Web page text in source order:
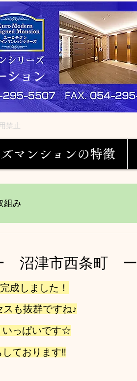
ション
禁止
マンションの特徴
組み
　沼津市西条町　ー
成しました！
も抜群ですね♪
いっぱいです☆
ております‼